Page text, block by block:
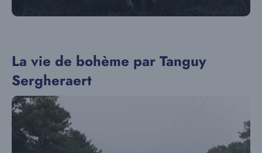
La vie de bohème par Tanguy
Sergheraert